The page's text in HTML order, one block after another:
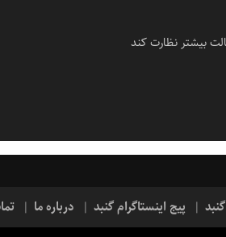
بیشتر نظارت کند
پیج اینستاگرام گنبد درباره ما